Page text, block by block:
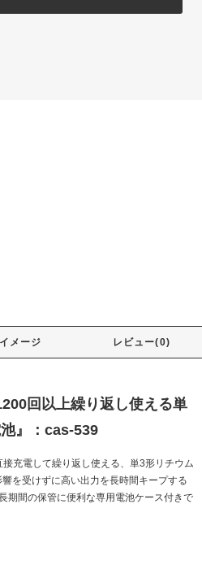
イメージ レビュー(0)
回以上繰り返し使える単
』：cas-539
充電して繰り返し使える、単3形リチウム
を受けずに高い出力を長時間キープする
期間の保管に便利な専用電池ケース付きで